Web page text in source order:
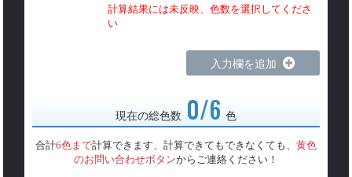
計算結果には未反映、色数を選択してくださ
い
入力欄を追加
現在の総色数 0/6 色
合計6色まで計算できます、計算できてもできなくても、 黄色
のお問い合わせボタンからご連絡ください！